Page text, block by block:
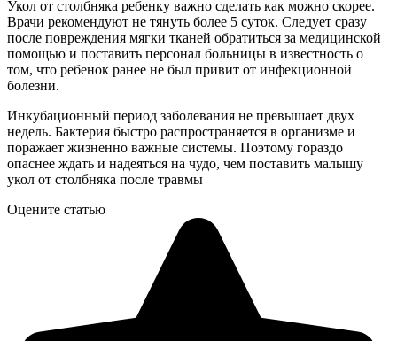
Укол от столбняка ребенку важно сделать как можно скорее.
Врачи рекомендуют не тянуть более 5 суток. Следует сразу
после повреждения мягки тканей обратиться за медицинской
помощью и поставить персонал больницы в известность о
том, что ребенок ранее не был привит от инфекционной
болезни.
Инкубационный период заболевания не превышает двух
недель. Бактерия быстро распространяется в организме и
поражает жизненно важные системы. Поэтому гораздо
опаснее ждать и надеяться на чудо, чем поставить малышу
укол от столбняка после травмы
Оцените статью